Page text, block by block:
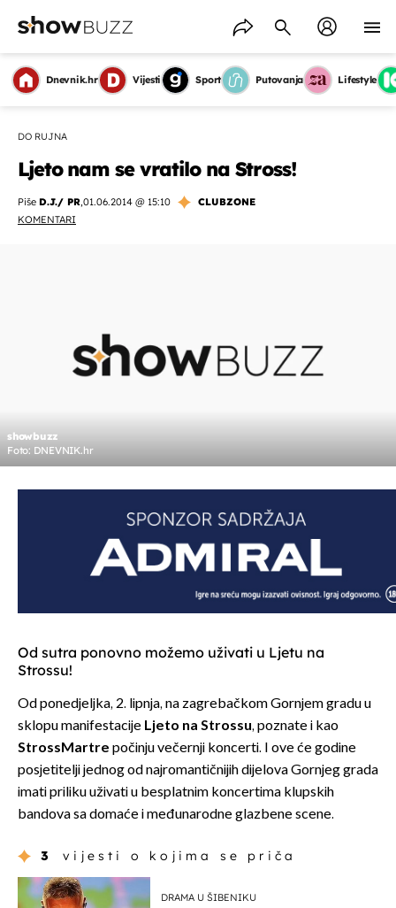
Dnevnik.hr Vijesti Sport Putovanja Lifestyle
DO RUJNA
Ljeto nam se vratilo na Stross!
Piše D.J./ PR,01.06.2014 @ 15:10
CLUBZONE
KOMENTARI
showbuzz
Foto: DNEVNIK.hr
Od sutra ponovno možemo uživati u Ljetu na
Strossu!
Od ponedjeljka, 2. lipnja, na zagrebačkom Gornjem gradu u
sklopu manifestacije Ljeto na Strossu, poznate i kao
StrossMartre počinju večernji koncerti. I ove će godine
posjetitelji jednog od najromantičnijih dijelova Gornjeg grada
imati priliku uživati u besplatnim koncertima klupskih
bandova sa domaće i međunarodne glazbene scene.
3 vijesti o kojima se priča
DRAMA U ŠIBENIKU
OMOGUĆI OBAVIJESTI